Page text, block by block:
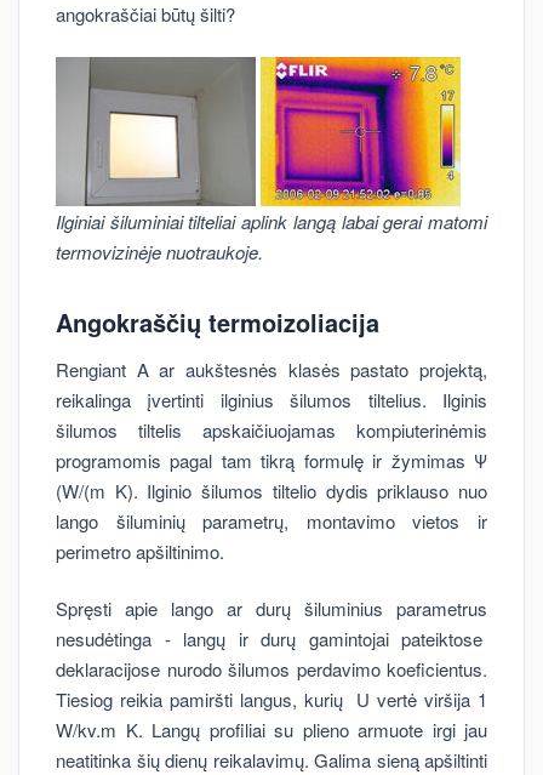
angokraščiai būtų šilti?
Ilginiai šiluminiai tilteliai aplink langą labai gerai matomi
termovizinėje nuotraukoje.
Angokraščių termoizoliacija
Rengiant A ar aukštesnės klasės pastato projektą,
reikalinga įvertinti ilginius šilumos tiltelius. Ilginis
šilumos tiltelis apskaičiuojamas kompiuterinėmis
programomis pagal tam tikrą formulę ir žymimas Ψ
(W/(m K). Ilginio šilumos tiltelio dydis priklauso nuo
lango šiluminių parametrų, montavimo vietos ir
perimetro apšiltinimo.
Spręsti apie lango ar durų šiluminius parametrus
nesudėtinga - langų ir durų gamintojai pateiktose
deklaracijose nurodo šilumos perdavimo koeficientus.
Tiesiog reikia pamiršti langus, kurių U vertė viršija 1
W/kv.m K. Langų profiliai su plieno armuote irgi jau
neatitinka šių dienų reikalavimų. Galima sieną apšiltinti